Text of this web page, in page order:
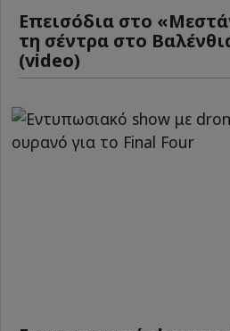
Επεισόδια στο
τη σέντρα στο
(video)